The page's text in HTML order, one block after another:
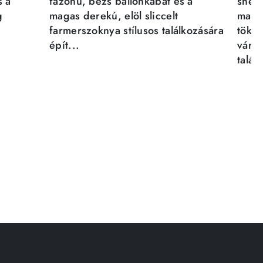
magas derekú, elöl sliccelt
farmerszoknya stílusos találkozására
épít...